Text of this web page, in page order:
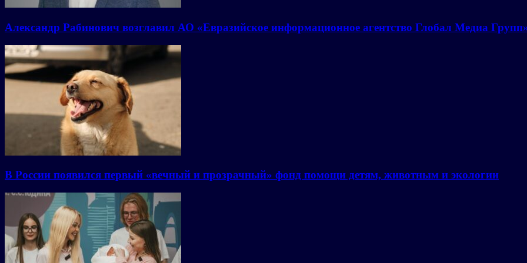
Александр Рабинович возглавил АО «Евразийское информационное агентство Глобал Медиа
В России появился первый «вечный и прозрачный» фонд помощи детям, животным и экологии